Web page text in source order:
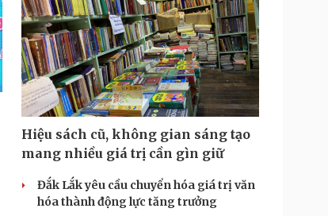
Hiệu sách cũ, không gian sáng tạo
mang nhiều giá trị cần gìn giữ
Đắk Lắk yêu cầu chuyển hóa giá trị văn
hóa thành động lực tăng trưởng